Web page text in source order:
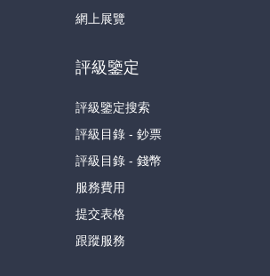
網上展覽
評級鑒定
評級鑒定搜索
評級目錄 - 鈔票
評級目錄 - 錢幣
服務費用
提交表格
跟蹤服務